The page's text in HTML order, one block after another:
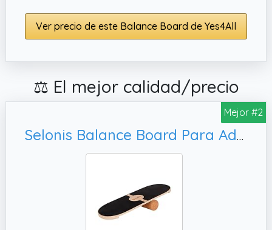
Ver precio de este Balance Board de Yes4All
⚖️ El mejor calidad/precio
Mejor #2
Selonis Balance Board Para Adultos Y Niños Con Rodillo, Natural